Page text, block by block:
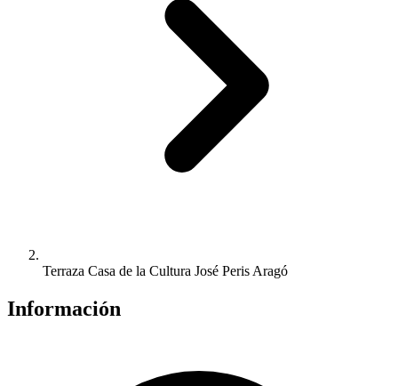
Terraza Casa de la Cultura José Peris Aragó
Información